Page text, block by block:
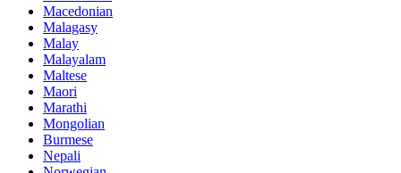
Macedonian
Malagasy
Malay
Malayalam
Maltese
Maori
Marathi
Mongolian
Burmese
Nepali